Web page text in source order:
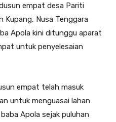
empat desa Pariti
Kupang, Nusa Tenggara
Apola kini ditunggu aparat
untuk penyelesaian
empat telah masuk
untuk menguasai lahan
Apola sejak puluhan